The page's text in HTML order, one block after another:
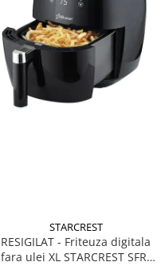
STARCREST
RESIGILAT - Friteuza digitala
fara ulei XL STARCREST SFR-